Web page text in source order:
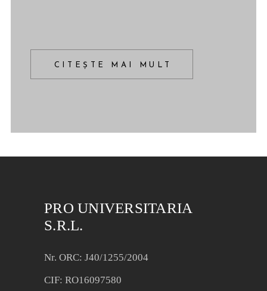
CITEŞTE MAI MULT
PRO UNIVERSITARIA
S.R.L.
Nr. ORC: J40/1255/2004
CIF: RO16097580